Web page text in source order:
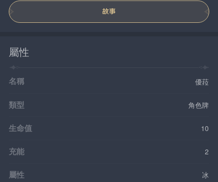
故事
屬性
名稱 優菈
類型 角色牌
生命值 10
充能 2
屬性 冰